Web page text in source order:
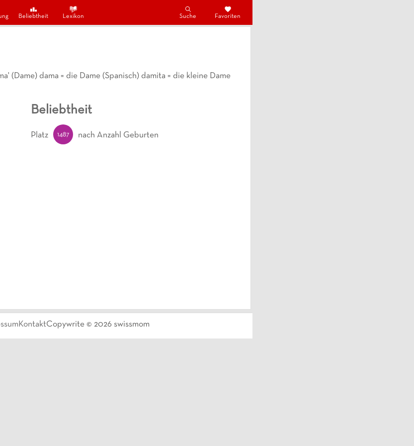
Beliebtheit Lexikon Suche Favoriten
(Dame) dama = die Dame (Spanisch) damita = die kleine Dame
Beliebtheit
Platz 1487 nach Anzahl Geburten
KontaktCopywrite © 2026 swissmom